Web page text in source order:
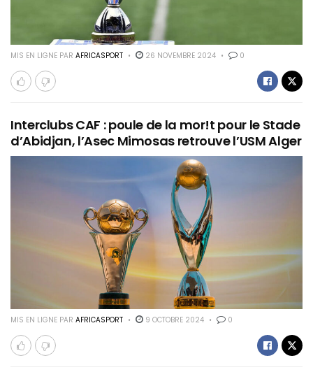
MIS EN LIGNE PAR AFRICASPORT 26 NOVEMBRE 2024 0
Interclubs CAF : poule de la mor!t pour le Stade
d’Abidjan, l’Asec Mimosas retrouve l’USM Alger
MIS EN LIGNE PAR AFRICASPORT 9 OCTOBRE 2024 0